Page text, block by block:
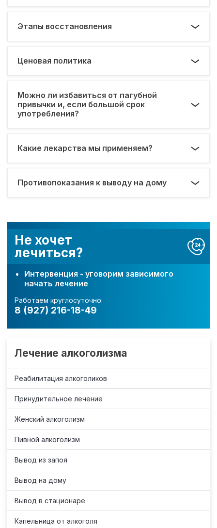
Не хочет
лечиться?
Интервенция - уговорим зависимого
начать лечение
Работаем круглосуточно:
8 (927) 216-18-49
Лечение алкоголизма
Реабилитация алкоголиков
Принудительное лечение
Женский алкоголизм
Пивной алкоголизм
Вывод из запоя
Вывод на дому
Вывод в стационаре
Капельница от алкоголя
Этапы восстановления
Ценовая политика
Можно ли избавиться от пагубной
привычки и, если большой срок
употребления?
Какие лекарства мы применяем?
Противопоказания к выводу на дому